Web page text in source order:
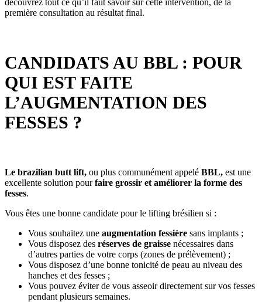
découvrez tout ce qu’il faut savoir sur cette intervention, de la
première consultation au résultat final.
CANDIDATS AU BBL : POUR
QUI EST FAITE
L’AUGMENTATION DES
FESSES ?
Le brazilian butt lift, ou plus communément appelé BBL, est une
excellente solution pourfaire grossir et améliorer la forme des
fesses.
Vous êtes une bonne candidate pour le lifting brésilien si :
Vous souhaitez une augmentation fessière sans implants ;
Vous disposez des réserves de graisse nécessaires dans
d’autres parties de votre corps (zones de prélèvement) ;
Vous disposez d’une bonne tonicité de peau au niveau des
hanches et des fesses ;
Vous pouvez éviter de vous asseoir directement sur vos fesses
pendant plusieurs semaines.